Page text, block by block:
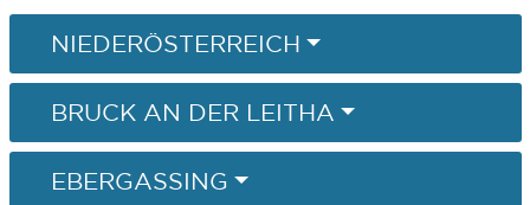
NIEDERÖSTERREICH
BRUCK AN DER LEITHA
EBERGASSING